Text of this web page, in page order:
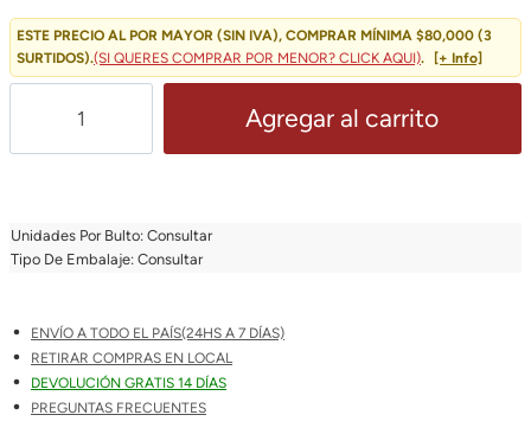
Original
Era:
$ 9.000,00.
Actual
Es:
$ 5.699,00.
ESTE PRECIO AL POR MAYOR (SIN IVA), COMPRAR MÍNIMA $80,000 (3
SURTIDOS).(SI QUERES COMPRAR POR MENOR? CLICK AQUI). [+ Info]
Hombre
Con
Frase
Agregar al carrito
Unidades Por Bulto: Consultar
Tipo De Embalaje: Consultar
ENVÍO A TODO EL PAÍS(24HS A 7 DÍAS)
RETIRAR COMPRAS EN LOCAL
DEVOLUCIÓN GRATIS 14 DÍAS
PREGUNTAS FRECUENTES